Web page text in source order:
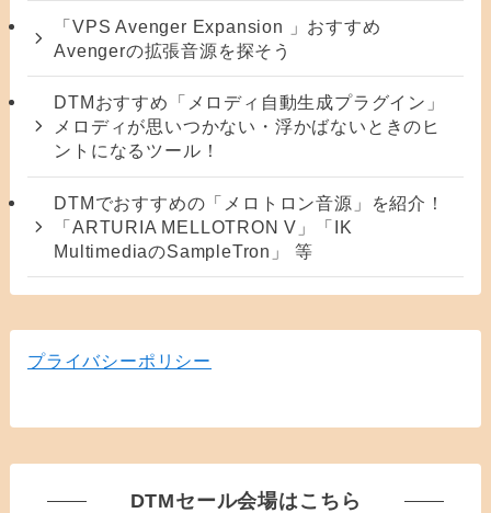
「VPS Avenger Expansion 」おすすめ
Avengerの拡張音源を探そう
DTMおすすめ「メロディ自動生成プラグイン」
メロディが思いつかない・浮かばないときのヒ
ントになるツール！
DTMでおすすめの「メロトロン音源」を紹介！
「ARTURIA MELLOTRON V」「IK
MultimediaのSampleTron」 等
プライバシーポリシー
DTMセール会場はこちら